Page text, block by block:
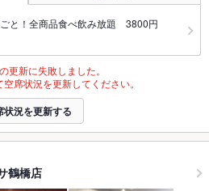
ごと！全商品食べ飲み放題 3800円
更新に失敗しました。
席状況を更新してください。
状況を更新する
鶴橋店